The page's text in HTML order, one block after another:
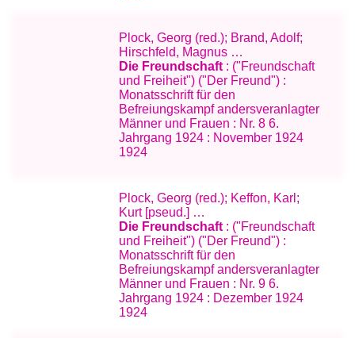
Plock, Georg (red.); Brand, Adolf;
Hirschfeld, Magnus …
Die Freundschaft : ("Freundschaft
und Freiheit") ("Der Freund") :
Monatsschrift für den
Befreiungskampf andersveranlagter
Männer und Frauen : Nr. 8 6.
Jahrgang 1924 : November 1924
1924
Plock, Georg (red.); Keffon, Karl;
Kurt [pseud.] …
Die Freundschaft : ("Freundschaft
und Freiheit") ("Der Freund") :
Monatsschrift für den
Befreiungskampf andersveranlagter
Männer und Frauen : Nr. 9 6.
Jahrgang 1924 : Dezember 1924
1924